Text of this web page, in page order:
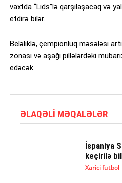
vaxtda “Lids”lə qarşılaşacaq və
etdirə bilər.
Beləliklə, çempionluq məsələsi
zonası və aşağı pillələrdəki
edəcək.
ƏLAQƏLI MƏQALƏLƏR
İspaniya
keçirilə
Xarici futbol